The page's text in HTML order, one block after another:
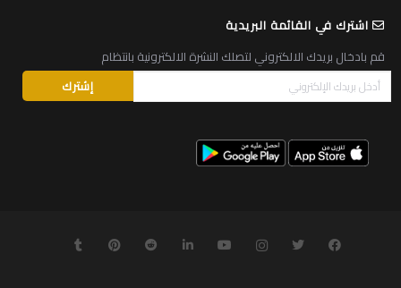
اشترك في القائمة البريدية
قم بادخال بريدك الالكتروني لتصلك النشرة الالكترونية بانتظام